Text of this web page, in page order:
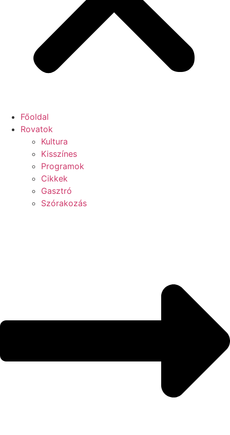
Főoldal
Rovatok
Kultura
Kisszínes
Programok
Cikkek
Gasztró
Szórakozás